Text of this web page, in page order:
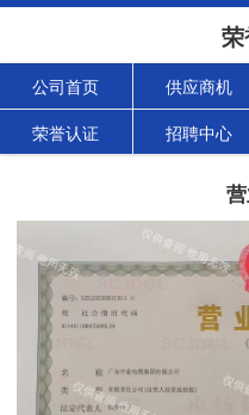
荣
公司首页 供应商机
荣誉认证 招聘中心